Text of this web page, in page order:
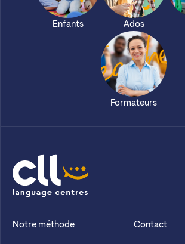
Enfants Ados
Formateurs
CLL
Notre méthode Contact